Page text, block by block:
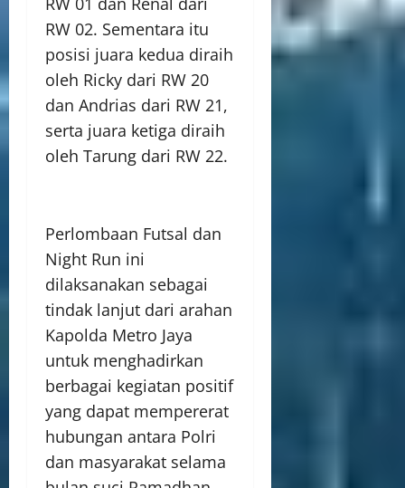
RW 02. Sementara itu
posisi juara kedua diraih
oleh Ricky dari RW 20
dan Andrias dari RW 21,
serta juara ketiga diraih
oleh Tarung dari RW 22.
Perlombaan Futsal dan
Night Run ini
dilaksanakan sebagai
tindak lanjut dari arahan
Kapolda Metro Jaya
untuk menghadirkan
berbagai kegiatan positif
yang dapat mempererat
hubungan antara Polri
dan masyarakat selama